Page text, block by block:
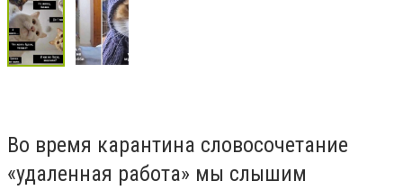
Во время карантина словосочетание
«удаленная работа» мы слышим